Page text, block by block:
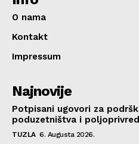
O nama
Kontakt
Impressum
Najnovije
Potpisani ugovori za
poduzetništva i
TUZLA 6. Augusta 2026.